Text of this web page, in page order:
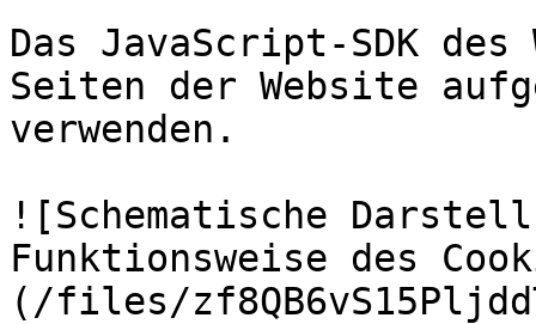
Das JavaScript-SDK
Seiten der Website
verwenden.
![Schematische
Funktionsweise des
(/files/